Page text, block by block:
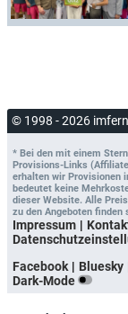
© 1998 - 2026
* Bei den mit einem
Provisions-Links
erhalten wir Provisionen
bedeutet keine
dieser Website. Alle
zu den Angeboten
Impressum
Facebook
Bluesky
Dark-Mode